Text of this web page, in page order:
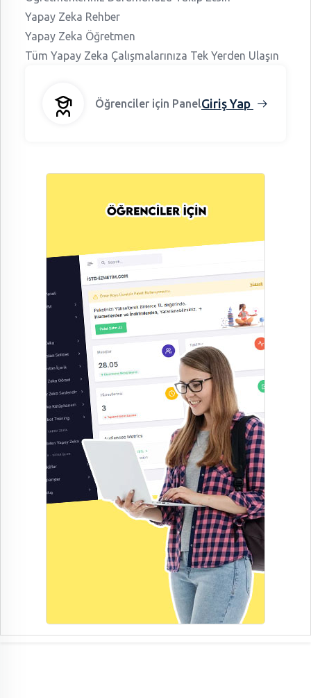
Yapay Zeka Rehber
Yapay Zeka Öğretmen
Tüm Yapay Zeka Çalışmalarınıza Tek Yerden Ulaşın
Öğrenciler için PanelGiriş Yap